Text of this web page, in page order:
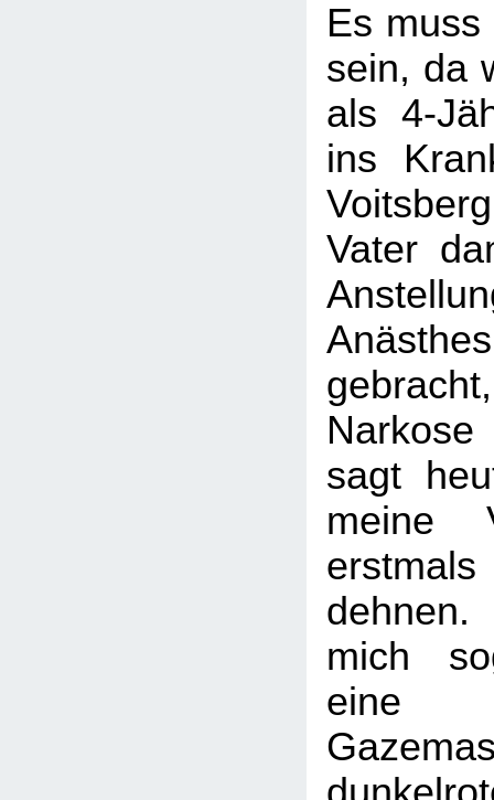
Es
sein, da
als 4-
ins
Vater
sagt
meine
mich
eine